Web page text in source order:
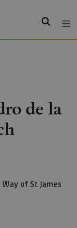
Search
de la
Way of St James